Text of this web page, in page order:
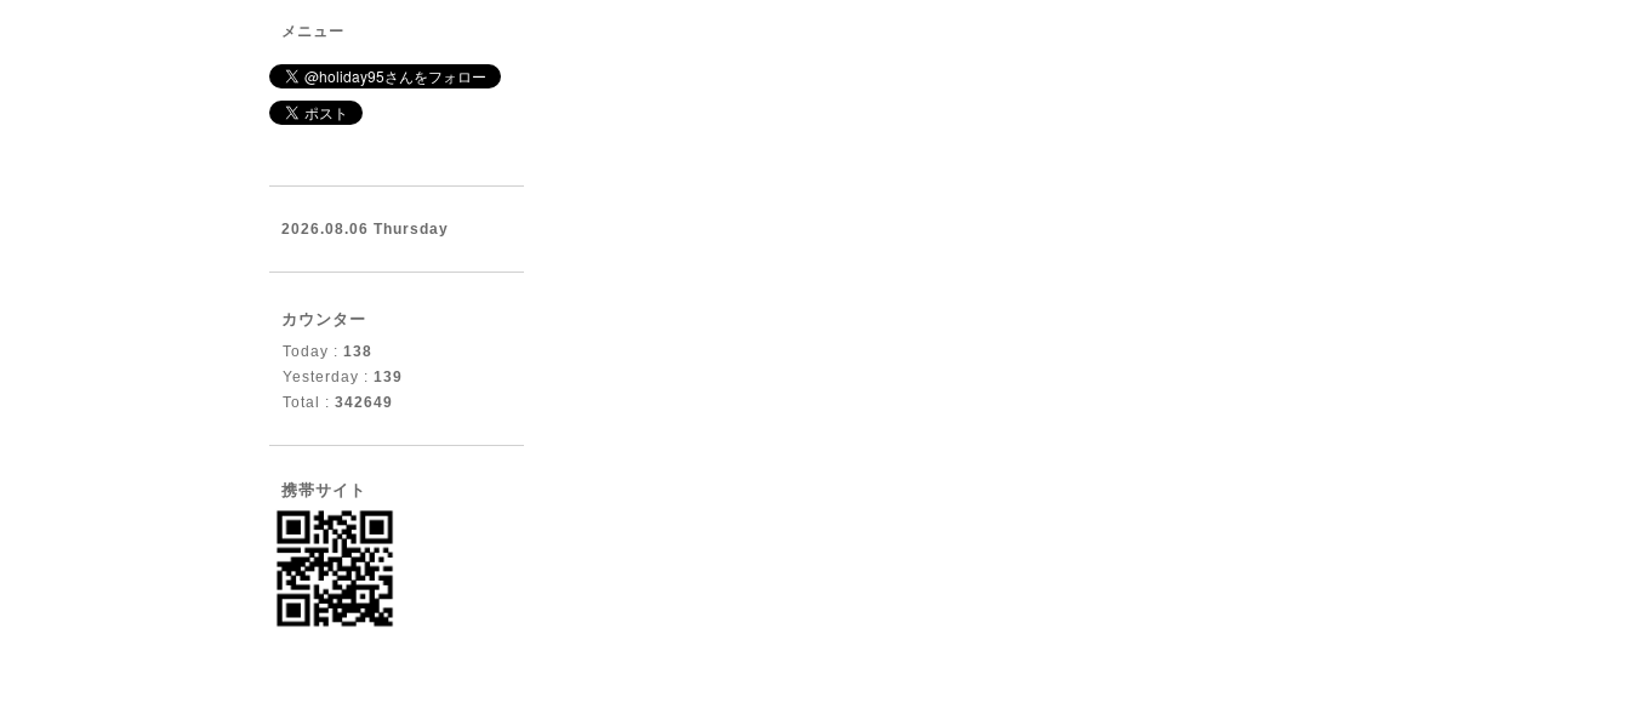
メニュー
2026.08.06 Thursday
カウンター
Today : 138
Yesterday : 139
Total : 342649
携帯サイト